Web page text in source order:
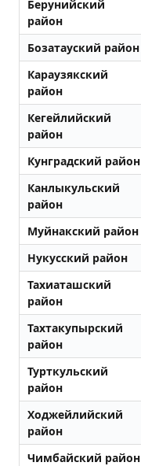
Берунийский
район
Бозатауский район
Караузякский
район
Кегейлийский
район
Кунградский район
Канлыкульский
район
Муйнакский район
Нукусский район
Тахиаташский
район
Тахтакупырский
район
Турткульский
район
Ходжейлийский
район
Чимбайский район